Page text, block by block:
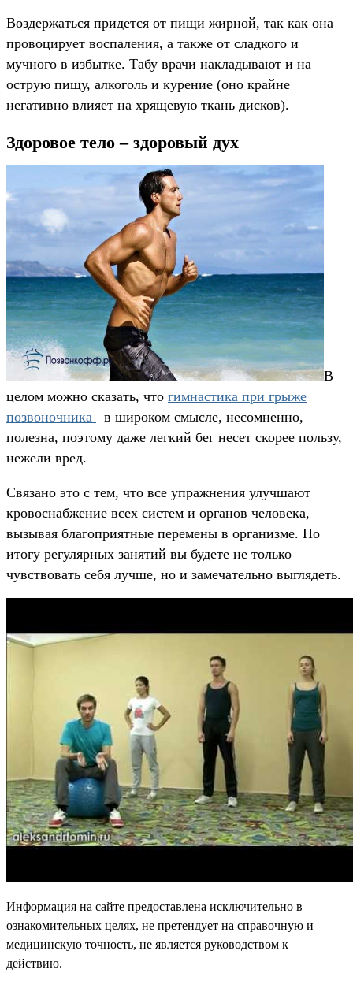
Воздержаться придется от пищи жирной, так как она
провоцирует воспаления, а также от сладкого и
мучного в избытке. Табу врачи накладывают и на
острую пищу, алкоголь и курение (оно крайне
негативно влияет на хрящевую ткань дисков).
Здоровое тело – здоровый дух
В
целом можно сказать, что гимнастика при грыже
позвоночника
в широком смысле, несомненно,
полезна, поэтому даже легкий бег несет скорее пользу,
нежели вред.
Связано это с тем, что все упражнения улучшают
кровоснабжение всех систем и органов человека,
вызывая благоприятные перемены в организме. По
итогу регулярных занятий вы будете не только
чувствовать себя лучше, но и замечательно выглядеть.
Информация на сайте предоставлена исключительно в
ознакомительных целях, не претендует на справочную и
медицинскую точность, не является руководством к
действию.